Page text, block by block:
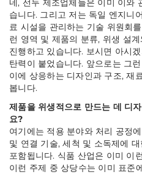
습니다. 그리고 저는 독일 엔지니
료 시설을 관리하는 기술 위원회
런 영역 및 제품의 분류, 위생 설
진행하고 있습니다. 보시면 아시
탄력이 붙었습니다. 앞으로는 그
이에 상응하는 디자인과 구조, 재
봅니다.
제품을 위생적으로 만드는 데 디
요?
여기에는 적용 분야와 처리 공정
및 연결 기술, 세척 및 소독제에
포함됩니다. 식품 산업은 이미 이
이런 주제 중 상당수는 이미 표준